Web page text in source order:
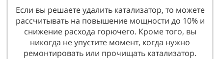
Если вы решаете удалить катализатор, то можете
рассчитывать на повышение мощности до 10% и
снижение расхода горючего. Кроме того, вы
никогда не упустите момент, когда нужно
ремонтировать или прочищать катализатор.